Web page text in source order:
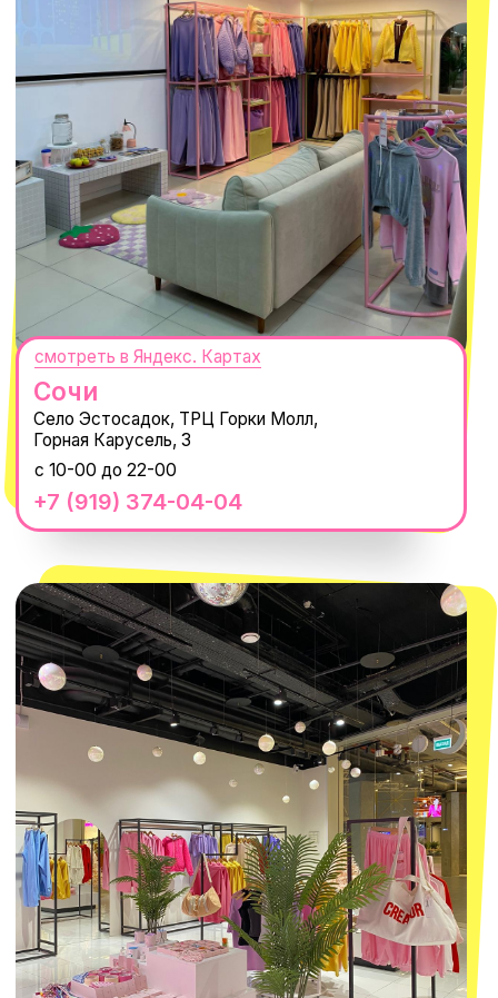
+7 (932) 602-41-15
ИП Проворный Алексей Алексеевич
ИНН 667114098580
ОГРНИП 320665800076581
Telegram
8 800 550-06-92
macrocosm_store@mail.ru
КОНТАКТЫ
Оплата долями
ПОКУПАТЕЛЯМ
Вакансии
Реквизиты
Магазины
Наши путешествия
Наши проекты
Каталог
О КОМПАНИИ
© 2021-2025 Macrocosm ®
Нажимая "Подписаться", вы соглашаетесь с
Политикой обработки
персональных данных
Согласием на рассылку электронных
ПОДПИСАТЬСЯ
СЕКРЕТНЫЕ ПРОМОКОДЫ, ПРИГЛАШЕНИЯ
НА МЕРОПРИЯТИЯ И АНОНСЫ НОВИНОК
РАНЬШЕ ВСЕХ
@MACROCOSM_STORE
MACROCOSM
300'000+ подписчиков
14'000+ подписчиков в нашем Telegram-
Оферта
Пользовательское соглашение
Политика обработки персональных
данных